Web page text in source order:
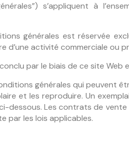
s’appliquent à
générales est réservée
d’une activité commerciale ou
par le biais de ce site Web
générales qui peuvent
et les reproduire. Un
dessous. Les contrats de
par les lois applicables.